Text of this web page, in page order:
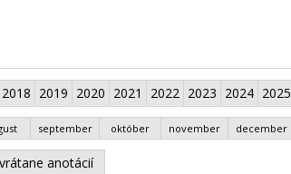
2018 2019 2020 2021 2022 2023 2024 2025
september október november december
vrátane anotácií